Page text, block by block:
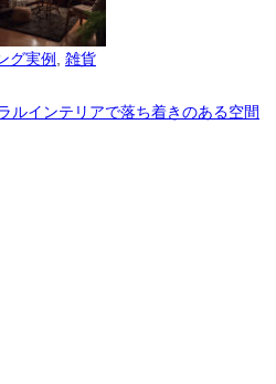
グ実例
雑貨
ルインテリアで落ち着きのある空間